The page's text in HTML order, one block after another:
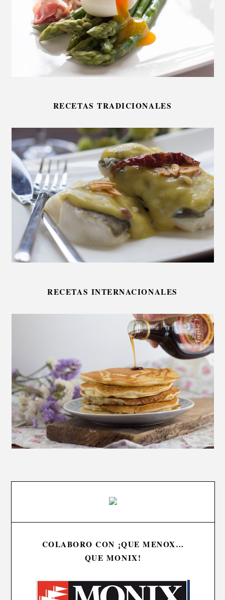
RECETAS TRADICIONALES
RECETAS INTERNACIONALES
COLABORO CON ¡QUE MENOX…
QUE MONIX!